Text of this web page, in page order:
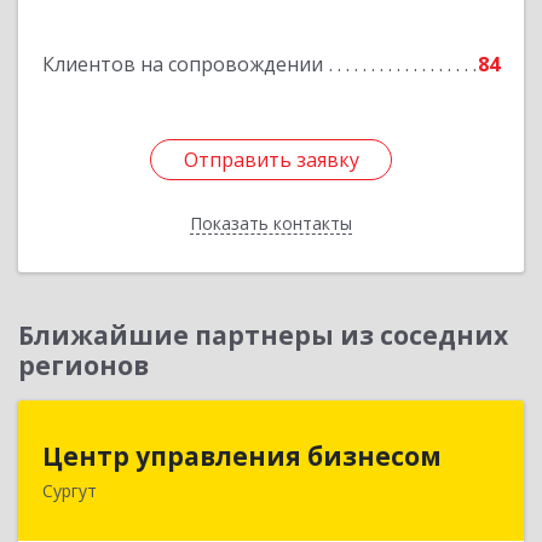
Клиентов на сопровождении 84
Отправить заявку
Показать контакты
Подробнее
Отправить заявку
Назад
Ближайшие партнеры из соседних
регионов
Центр управления бизнесом
Сургут
Центр управления бизнесом
628403, Ханты-Мансийский Автономный округ